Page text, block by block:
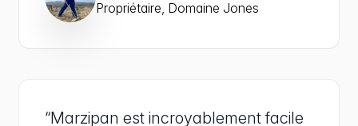
Propriétaire, Domaine Jones
“Marzipan est incroyablement facile